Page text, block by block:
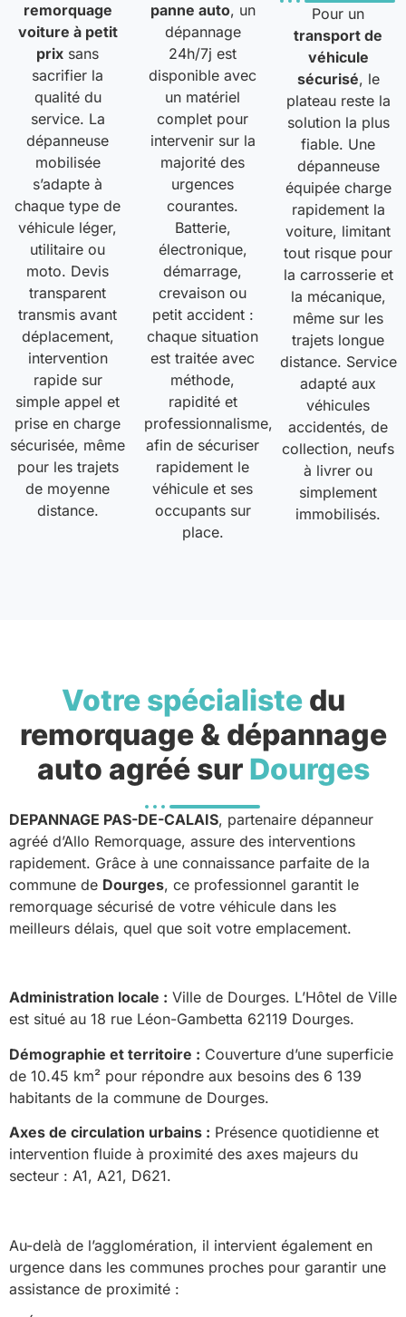
remorquage
voiture à petit
prix sans
sacrifier la
qualité du
service. La
dépanneuse
mobilisée
s’adapte à
chaque type de
véhicule léger,
utilitaire ou
moto. Devis
transparent
transmis avant
déplacement,
intervention
rapide sur
simple appel et
prise en charge
sécurisée, même
pour les trajets
de moyenne
distance.
panne auto, un
dépannage
24h/7j est
disponible avec
un matériel
complet pour
intervenir sur la
majorité des
urgences
courantes.
Batterie,
électronique,
démarrage,
crevaison ou
petit accident :
chaque situation
est traitée avec
méthode,
rapidité et
professionnalisme,
afin de sécuriser
rapidement le
véhicule et ses
occupants sur
place.
Pour un
transport de
véhicule
sécurisé, le
plateau reste la
solution la plus
fiable. Une
dépanneuse
équipée charge
rapidement la
voiture, limitant
tout risque pour
la carrosserie et
la mécanique,
même sur les
trajets longue
distance. Service
adapté aux
véhicules
accidentés, de
collection, neufs
à livrer ou
simplement
immobilisés.
Votre spécialistedu
remorquage & dépannage
auto agréé sur Dourges
DEPANNAGE PAS-DE-CALAIS, partenaire dépanneur
agréé d’Allo Remorquage, assure des interventions
rapidement. Grâce à une connaissance parfaite de la
commune de Dourges, ce professionnel garantit le
remorquage sécurisé de votre véhicule dans les
meilleurs délais, quel que soit votre emplacement.
Administration locale : Ville de Dourges. L’Hôtel de Ville
est situé au 18 rue Léon-Gambetta 62119 Dourges.
Démographie et territoire : Couverture d’une superficie
de 10.45 km² pour répondre aux besoins des 6 139
habitants de la commune de Dourges.
Axes de circulation urbains : Présence quotidienne et
intervention fluide à proximité des axes majeurs du
secteur : A1, A21, D621.
Au-delà de l’agglomération, il intervient également en
urgence dans les communes proches pour garantir une
assistance de proximité :